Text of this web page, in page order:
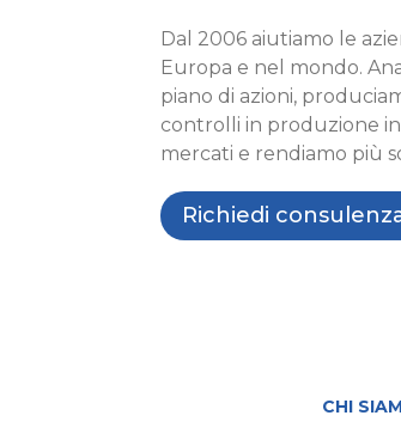
Dal 2006 aiutiamo le
Europa e nel mondo.
piano di azioni,
controlli in produzione in
mercati e rendiamo più
Richiedi
CHI